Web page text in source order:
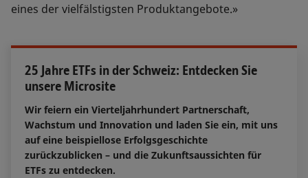
eines der vielfälstigsten Produktangebote.»
25 Jahre ETFs in der Schweiz: Entdecken Sie
unsere Microsite
Wir feiern ein Vierteljahrhundert Partnerschaft,
Wachstum und Innovation und laden Sie ein, mit uns
auf eine beispiellose Erfolgsgeschichte
zurückzublicken – und die Zukunftsaussichten für
ETFs zu entdecken.